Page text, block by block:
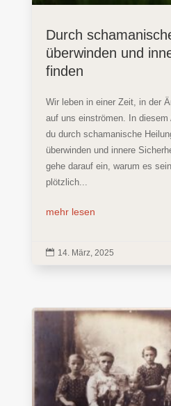
Durch
überwinden und
finden
Wir leben in einer Zeit, in der
auf uns einströmen. In
du durch schamanische
überwinden und innere
gehe darauf ein, warum es
plötzlich...
mehr lesen
 14. März, 2025